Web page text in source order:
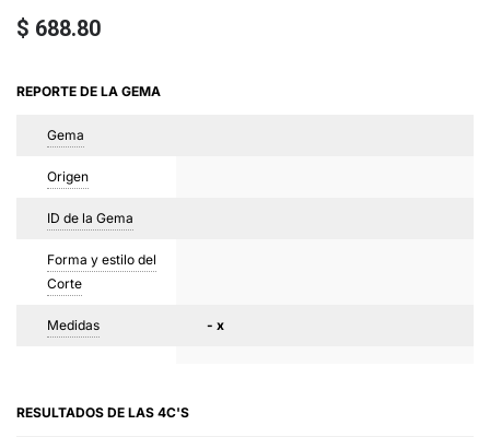
$ 688.80
REPORTE DE LA GEMA
Gema
Origen
ID de la Gema
Forma y estilo del
Corte
Medidas - x
RESULTADOS DE LAS 4C'S